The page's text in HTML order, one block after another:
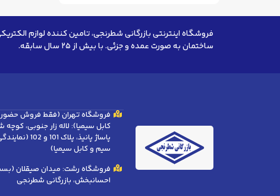
فروشگاه اینترنتی بازرگانی شطرنجی، تامین کننده لوازم
ساختمان به صورت عمده و جزئی. با بیش از ۲۵ سال سابقه.
فروشگاه تهران (فقط فروش
کابل سیمیا): لاله زار جنوبی، کوچه
پاساژ پانیذ، پلاک
سیم و کابل سیمیا)
فروشگاه رشت: میدان صیقلان
احسانبخش، بازرگانی شطرنجی